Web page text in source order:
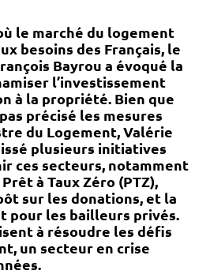
le marché du logement
besoins des Français, le
Bayrou a évoqué la
l’investissement
à la propriété. Bien que
précisé les mesures
du Logement, Valérie
plusieurs initiatives
ces secteurs, notamment
à Taux Zéro (PTZ),
sur les donations, et la
pour les bailleurs privés.
à résoudre les défis
un secteur en crise